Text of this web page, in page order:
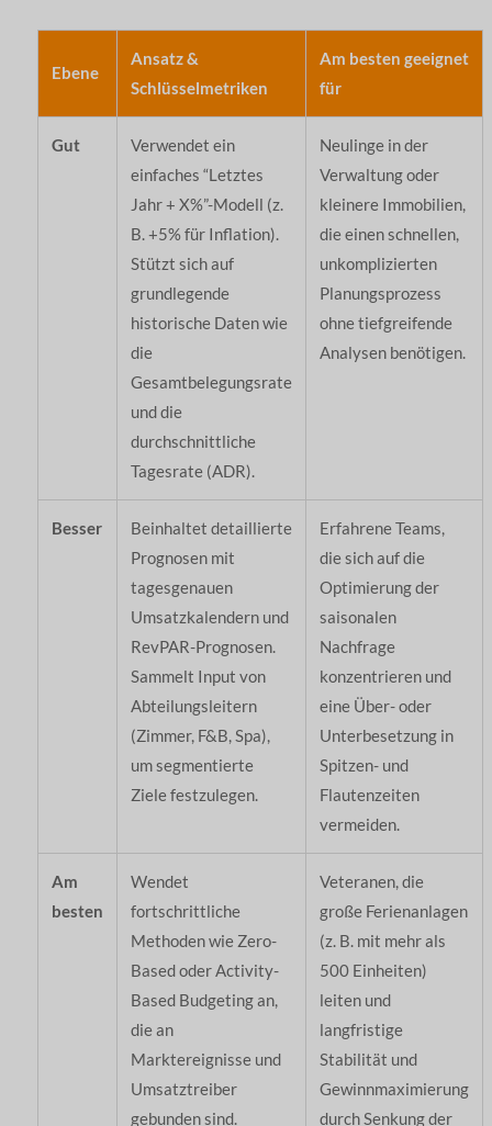
Ebene
Ansatz &
Schlüsselmetriken
Am besten geeignet
für
Gut
Verwendet ein
einfaches “Letztes
Jahr + X%”-Modell (z.
B. +5% für Inflation).
Stützt sich auf
grundlegende
historische Daten wie
die
Gesamtbelegungsrate
und die
durchschnittliche
Tagesrate (ADR).
Neulinge in der
Verwaltung oder
kleinere Immobilien,
die einen schnellen,
unkomplizierten
Planungsprozess
ohne tiefgreifende
Analysen benötigen.
Besser
Beinhaltet detaillierte
Prognosen mit
tagesgenauen
Umsatzkalendern und
RevPAR-Prognosen.
Sammelt Input von
Abteilungsleitern
(Zimmer, F&B, Spa),
um segmentierte
Ziele festzulegen.
Erfahrene Teams,
die sich auf die
Optimierung der
saisonalen
Nachfrage
konzentrieren und
eine Über- oder
Unterbesetzung in
Spitzen- und
Flautenzeiten
vermeiden.
Am
besten
Wendet
fortschrittliche
Methoden wie Zero-
Based oder Activity-
Based Budgeting an,
die an
Marktereignisse und
Umsatztreiber
gebunden sind.
Veteranen, die
große Ferienanlagen
(z. B. mit mehr als
500 Einheiten)
leiten und
langfristige
Stabilität und
Gewinnmaximierung
durch Senkung der